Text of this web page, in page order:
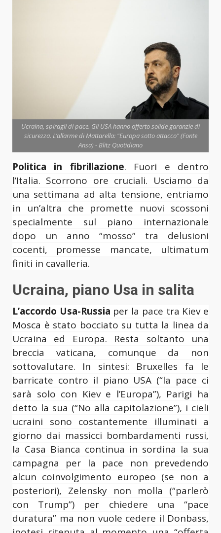
Ucraina, spiragli di pace. Gli USA hanno offerto solide garanzie di
sicurezza. L’allarme di Mattarella: "Europa sotto attacco" (Fonte
Ansa) - Blitz Quotidiano
Politica in fibrillazione. Fuori e dentro
l’Italia. Scorrono ore cruciali. Usciamo da
una settimana ad alta tensione, entriamo
in un’altra che promette nuovi scossoni
specialmente sul piano internazionale
dopo un anno “mosso” tra delusioni
cocenti, promesse mancate, ultimatum
finiti in cavalleria.
Ucraina, piano Usa in salita
L’accordo Usa-Russia per la pace tra Kiev e
Mosca è stato bocciato su tutta la linea da
Ucraina ed Europa. Resta soltanto una
breccia vaticana, comunque da non
sottovalutare. In sintesi: Bruxelles fa le
barricate contro il piano USA (“la pace ci
sarà solo con Kiev e l’Europa”), Parigi ha
detto la sua (“No alla capitolazione”), i cieli
ucraini sono costantemente illuminati a
giorno dai massicci bombardamenti russi,
la Casa Bianca continua in sordina la sua
campagna per la pace non prevedendo
alcun coinvolgimento europeo (se non a
posteriori), Zelensky non molla (“parlerò
con Trump”) per chiedere una “pace
duratura” ma non vuole cedere il Donbass,